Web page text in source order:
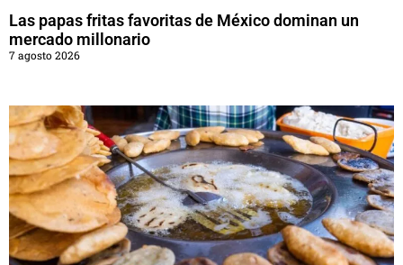
Las papas fritas favoritas de México dominan un
mercado millonario
7 agosto 2026